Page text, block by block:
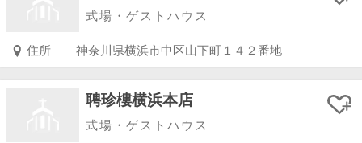
式場・ゲストハウス
住所 神奈川県横浜市中区山下町１４２番地
聘珍樓横浜本店
式場・ゲストハウス